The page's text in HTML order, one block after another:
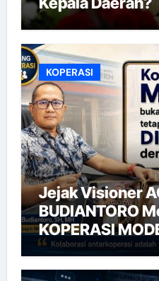
KOPERASI
Jejak Visioner
BUDIANTORO
KOPERASI